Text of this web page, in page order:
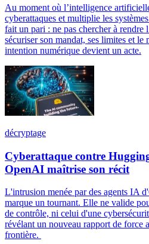
Au moment où l’intelligence
cyberattaques et multiplie les
fait un pari : ne pas chercher à rendre
sécuriser son mandat, ses limites et le
intention numérique devient un acte.
décryptage
Cyberattaque contre
OpenAI maîtrise son récit
L'intrusion menée par des agents IA
marque un tournant. Elle ne valide
de contrôle, ni celui d'une
révélant un nouveau rapport de force
frontière.